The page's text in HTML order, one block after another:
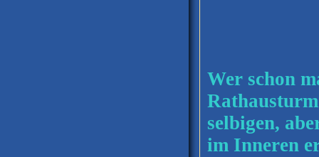
Wer schon
selbigen,
im Inneren